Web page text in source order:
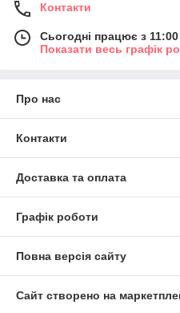
Контакти
Сьогодні працює з
Показати весь графік
Про нас
Контакти
Доставка та оплата
Графік роботи
Повна версія сайту
Сайт створено на